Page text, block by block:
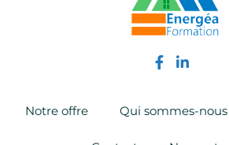
Notre offre Qui sommes-nous